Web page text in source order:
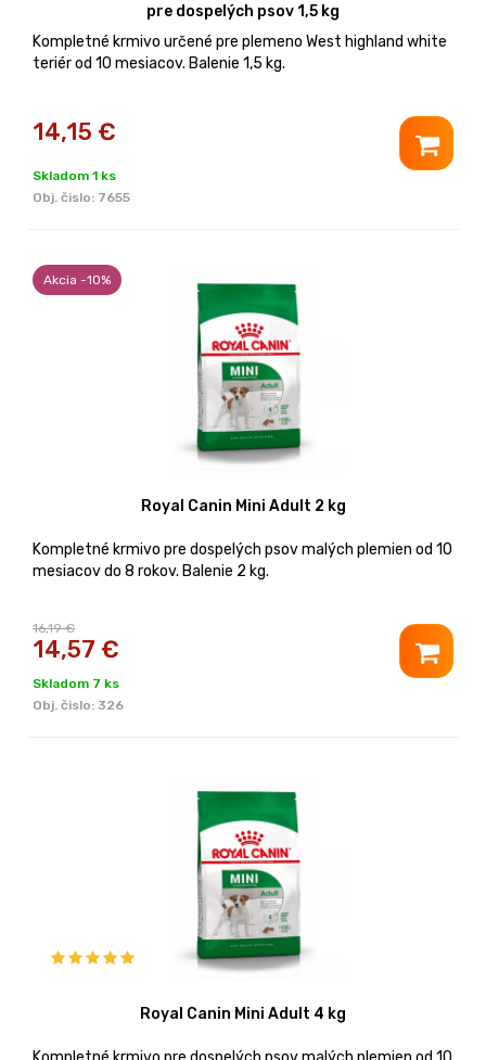
pre dospelých psov 1,5 kg
Kompletné krmivo určené pre plemeno West highland white
teriér od 10 mesiacov. Balenie 1,5 kg.
14,15 €
Skladom 1 ks
Obj. čislo: 7655
Akcia -10%
Royal Canin Mini Adult 2 kg
Kompletné krmivo pre dospelých psov malých plemien od 10
mesiacov do 8 rokov. Balenie 2 kg.
16,19 €
14,57 €
Skladom 7 ks
Obj. čislo: 326
Royal Canin Mini Adult 4 kg